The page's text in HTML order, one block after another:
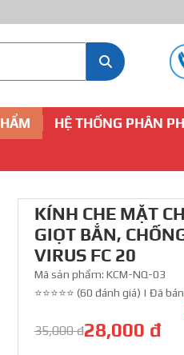
HỆ THỐNG PHÂN
KÍNH CHE MẶT
GIỌT BẮN,
VIRUS FC 20
Mã sản phẩm: KCM-NQ-03
⭐⭐⭐⭐⭐ (60 đánh giá) | Đã
35,000 đ28,000 đ